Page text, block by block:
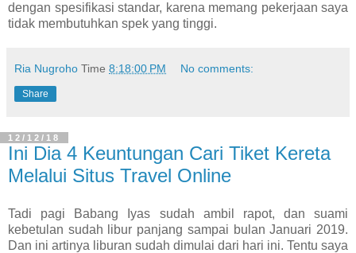
dengan spesifikasi standar, karena memang pekerjaan saya
tidak membutuhkan spek yang tinggi.
Ria Nugroho Time 8:18:00 PM No comments:
Share
12/12/18
Ini Dia 4 Keuntungan Cari Tiket Kereta
Melalui Situs Travel Online
Tadi pagi Babang Iyas sudah ambil rapot, dan suami
kebetulan sudah libur panjang sampai bulan Januari 2019.
Dan ini artinya liburan sudah dimulai dari hari ini. Tentu saya